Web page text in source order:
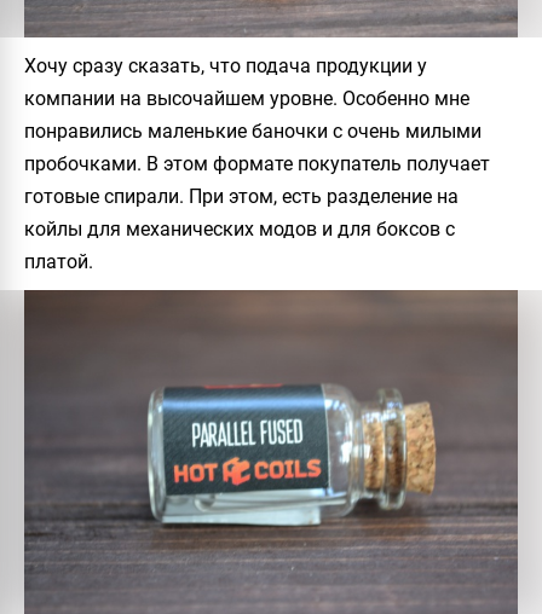
Хочу сразу сказать, что подача продукции у
компании на высочайшем уровне. Особенно мне
понравились маленькие баночки с очень милыми
пробочками. В этом формате покупатель получает
готовые спирали. При этом, есть разделение на
койлы для механических модов и для боксов с
платой.